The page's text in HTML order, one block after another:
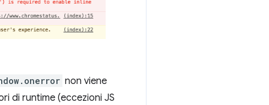
non viene
di runtime (eccezioni JS